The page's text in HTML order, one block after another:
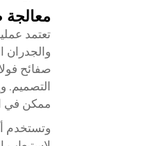
معالجة
تعتمد
والجدران
التصميم.
ممكن في